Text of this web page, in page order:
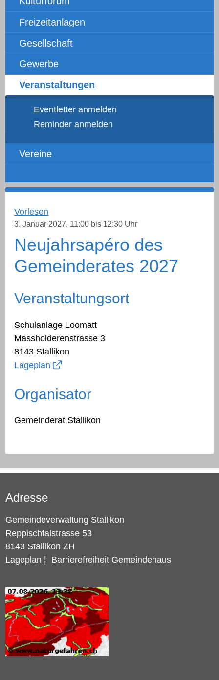
Freizeitanlagen
Gesellschaft
Gewerbe
Veranstaltungen
Eventletter anmelden
Reminder anmelden
Vereine
Vorlesen
Neujahrsapéro des
Gemeinderates 2027
3. Januar 2027, 11:00 bis 12:30 Uhr
Veranstaltungsort
Schulanlage Loomatt
Massholderenstrasse 3
8143 Stallikon
Lageplan
Organisator
Gemeinderat Stallikon
Adresse
Gemeindeverwaltung Stallikon
Reppischtalstrasse 53
8143 Stallikon ZH
Lageplan ¦ Barrierefreiheit Gemeindehaus